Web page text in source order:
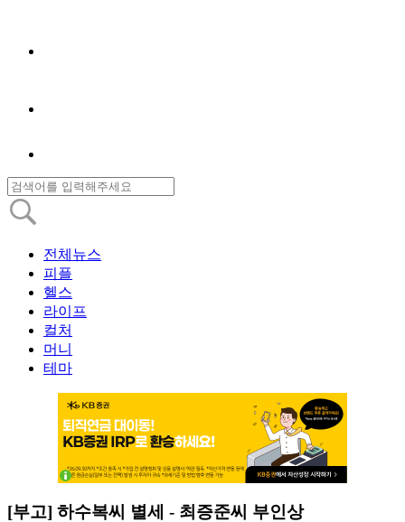
전체뉴스
피플
헬스
라이프
컬처
머니
테마
[부고] 하수복씨 별세 - 최증준씨 부인상